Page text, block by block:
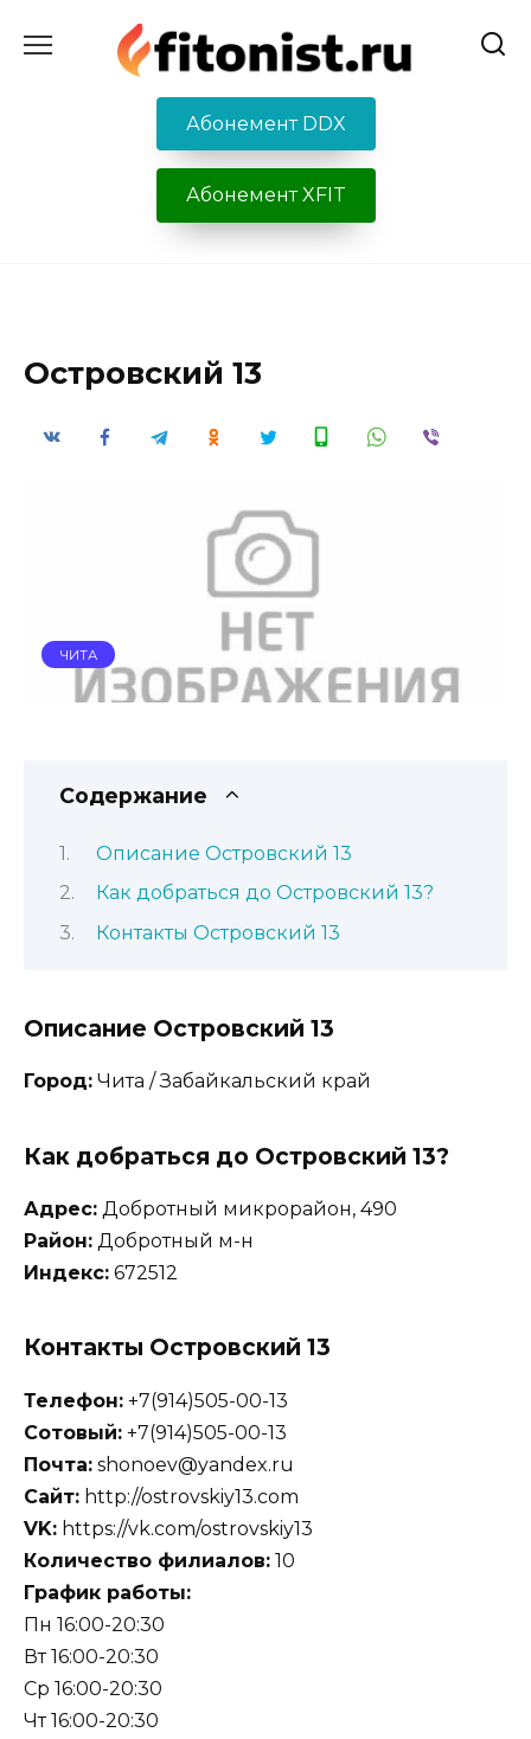
содержанию
Абонемент DDX
Абонемент XFIT
Островский 13
ЧИТА
Содержание
Описание Островский 13
Как добраться до Островский 13?
Контакты Островский 13
Описание Островский 13
Город: Чита / Забайкальский край
Как добраться до Островский 13?
Адрес: Добротный микрорайон, 490
Район: Добротный м-н
Индекс: 672512
Контакты Островский 13
Телефон: +7(914)505-00-13
Сотовый: +7(914)505-00-13
Почта: shonoev@yandex.ru
Сайт: http://ostrovskiy13.com
VK: https://vk.com/ostrovskiy13
Количество филиалов: 10
График работы:
Пн 16:00-20:30
Вт 16:00-20:30
Ср 16:00-20:30
Чт 16:00-20:30